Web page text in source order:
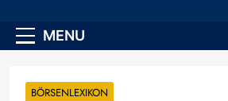
MENU
BÖRSENLEXIKON